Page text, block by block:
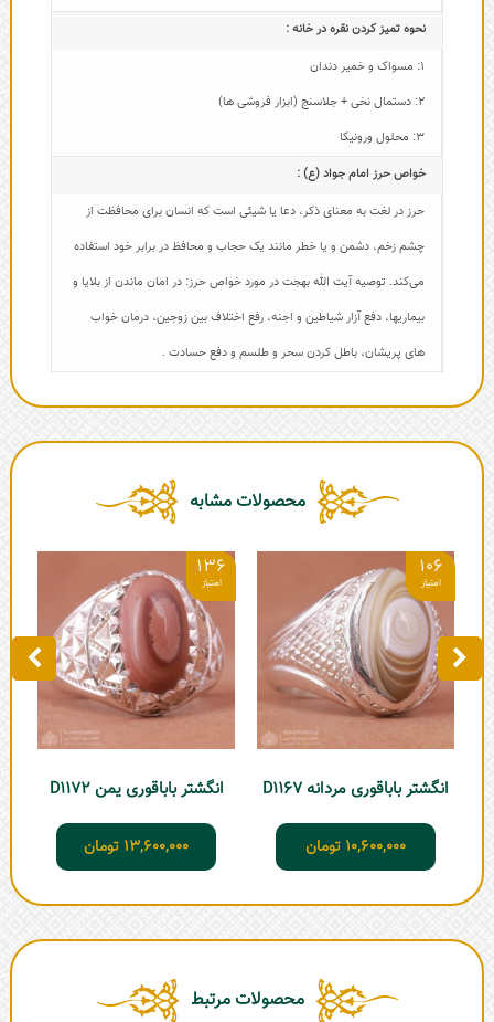
نحوه تمیز کردن نقره در خانه :
1: مسواک و خمیر دندان
2: دستمال نخی + جلاسنج (ابزار فروشی ها)
3: محلول ورونیکا
خواص حرز امام جواد (ع) :
حرز در لغت به معنای ذکر، دعا یا شیئی است که انسان برای محافظت از
چشم زخم، دشمن و یا خطر مانند یک حجاب و محافظ در برابر خود استفاده
می‌کند. توصیه آیت الله بهجت در مورد خواص حرز: در امان ماندن از بلایا و
بیماریها، دفع آزار شیاطین و اجنه، رفع اختلاف بین زوجین، درمان خواب
های پریشان، باطل کردن سحر و طلسم و دفع حسادت .
محصولات مشابه
106
انگشتر باباقوری مردانه D1167
10,600,000 تومان
136
انگشتر باباقوری یمن D1172
13,600,000 تومان
محصولات مرتبط